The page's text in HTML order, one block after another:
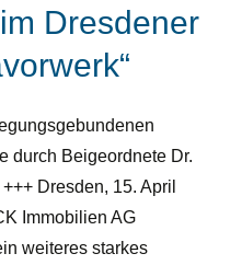
Dresdener
durch Beigeordnete Dr.
Dresden, 15. April
Immobilien AG
weiteres starkes